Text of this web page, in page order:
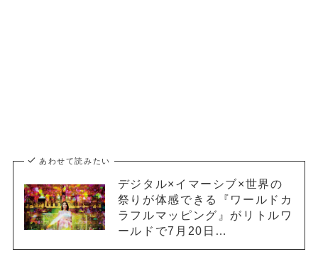
あわせて読みたい
デジタル×イマーシブ×世界の
祭りが体感できる『ワールドカ
ラフルマッピング』がリトルワ
ールドで7月20日…